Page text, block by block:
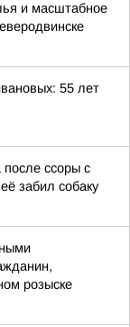
и масштабное
55 лет
ссоры с
забил собаку
розыске